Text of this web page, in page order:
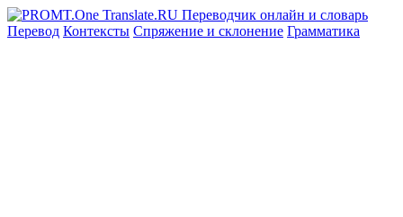
Перевод Контексты Спряжение и склонение Грамматика